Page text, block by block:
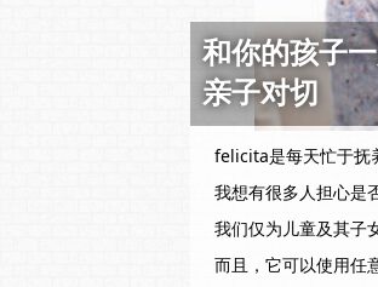
和你的孩子
亲子对切
felicita是每天忙于抚
我想有很多人担心是
我们仅为儿童及其子
而且，它可以使用任